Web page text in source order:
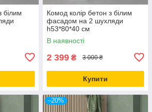
білим
Комод колір бетон з білим
фасадом на 2 шухляди
h53*80*40 см
В наявності
2 399 ₴ 3 000 ₴
Купити
–20%